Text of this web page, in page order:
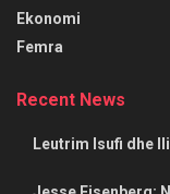
Ekonomi
Femra
Recent News
Leutrim Isufi dhe